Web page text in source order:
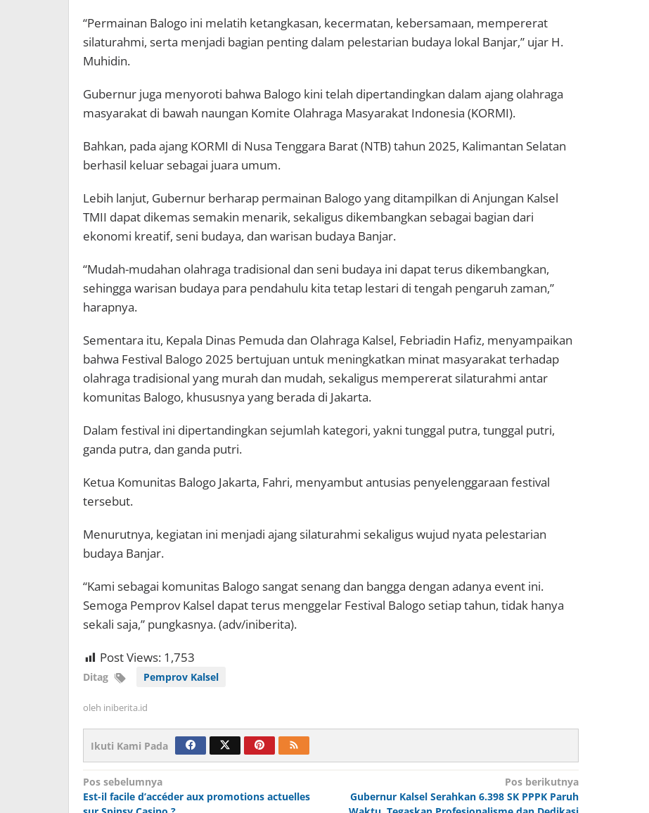
“Permainan Balogo ini melatih ketangkasan, kecermatan, kebersamaan, mempererat
silaturahmi, serta menjadi bagian penting dalam pelestarian budaya lokal Banjar,” ujar H.
Muhidin.
Gubernur juga menyoroti bahwa Balogo kini telah dipertandingkan dalam ajang olahraga
masyarakat di bawah naungan Komite Olahraga Masyarakat Indonesia (KORMI).
Bahkan, pada ajang KORMI di Nusa Tenggara Barat (NTB) tahun 2025, Kalimantan Selatan
berhasil keluar sebagai juara umum.
Lebih lanjut, Gubernur berharap permainan Balogo yang ditampilkan di Anjungan Kalsel
TMII dapat dikemas semakin menarik, sekaligus dikembangkan sebagai bagian dari
ekonomi kreatif, seni budaya, dan warisan budaya Banjar.
“Mudah-mudahan olahraga tradisional dan seni budaya ini dapat terus dikembangkan,
sehingga warisan budaya para pendahulu kita tetap lestari di tengah pengaruh zaman,”
harapnya.
Sementara itu, Kepala Dinas Pemuda dan Olahraga Kalsel, Febriadin Hafiz, menyampaikan
bahwa Festival Balogo 2025 bertujuan untuk meningkatkan minat masyarakat terhadap
olahraga tradisional yang murah dan mudah, sekaligus mempererat silaturahmi antar
komunitas Balogo, khususnya yang berada di Jakarta.
Dalam festival ini dipertandingkan sejumlah kategori, yakni tunggal putra, tunggal putri,
ganda putra, dan ganda putri.
Ketua Komunitas Balogo Jakarta, Fahri, menyambut antusias penyelenggaraan festival
tersebut.
Menurutnya, kegiatan ini menjadi ajang silaturahmi sekaligus wujud nyata pelestarian
budaya Banjar.
“Kami sebagai komunitas Balogo sangat senang dan bangga dengan adanya event ini.
Semoga Pemprov Kalsel dapat terus menggelar Festival Balogo setiap tahun, tidak hanya
sekali saja,” pungkasnya. (adv/iniberita).
Post Views: 1,753
Ditag Pemprov Kalsel
oleh iniberita.id
Ikuti Kami Pada
Navigasi
pos
Pos sebelumnya
Est-il facile d’accéder aux promotions actuelles
Pos berikutnya
Gubernur Kalsel Serahkan 6.398 SK PPPK Paruh